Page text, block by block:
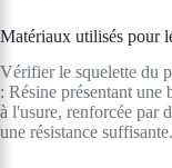
Matériaux utilisés pour
Vérifier le squelette du
: Résine présentant une
à l'usure, renforcée par
une résistance